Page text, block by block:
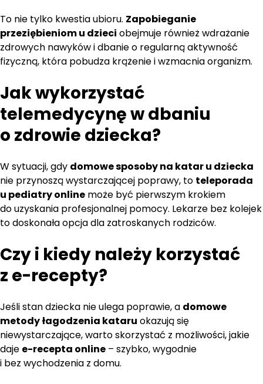
To nie tylko kwestia ubioru. Zapobieganie
przeziębieniom u dzieci obejmuje również wdrażanie
zdrowych nawyków i dbanie o regularną aktywność
fizyczną, która pobudza krążenie i wzmacnia organizm.
Jak wykorzystać
telemedycynęw dbaniu
o zdrowie dziecka?
W sytuacji, gdy domowe sposoby na katar u dziecka
nie przynoszą wystarczającej poprawy, to teleporada
u pediatry online może być pierwszym krokiem
do uzyskania profesjonalnej pomocy. Lekarze bez kolejek
to doskonała opcja dla zatroskanych rodziców.
Czy i kiedy należy korzystać
z e-recepty?
Jeśli stan dziecka nie ulega poprawie, a domowe
metody łagodzenia kataru okazują się
niewystarczające, warto skorzystać z możliwości, jakie
daje e-recepta online – szybko, wygodnie
i bez wychodzenia z domu.